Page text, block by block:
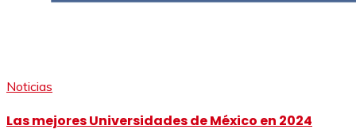
Noticias
Las mejores Universidades de México en 2024